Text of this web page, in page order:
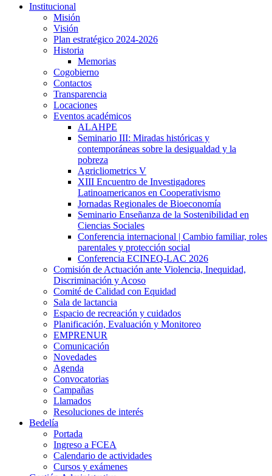
Institucional
Misión
Visión
Plan estratégico 2024-2026
Historia
Memorias
Cogobierno
Contactos
Transparencia
Locaciones
Eventos académicos
ALAHPE
Seminario III: Miradas históricas y
contemporáneas sobre la desigualdad y la
pobreza
Agricliometrics V
XIII Encuentro de Investigadores
Latinoamericanos en Cooperativismo
Jornadas Regionales de Bioeconomía
Seminario Enseñanza de la Sostenibilidad en
Ciencias Sociales
Conferencia internacional | Cambio familiar, roles
parentales y protección social
Conferencia ECINEQ-LAC 2026
Comisión de Actuación ante Violencia, Inequidad,
Discriminación y Acoso
Comité de Calidad con Equidad
Sala de lactancia
Espacio de recreación y cuidados
Planificación, Evaluación y Monitoreo
EMPRENUR
Comunicación
Novedades
Agenda
Convocatorias
Campañas
Llamados
Resoluciones de interés
Bedelía
Portada
Ingreso a FCEA
Calendario de actividades
Cursos y exámenes